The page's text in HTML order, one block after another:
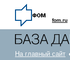
fom.ru
На главный сайт